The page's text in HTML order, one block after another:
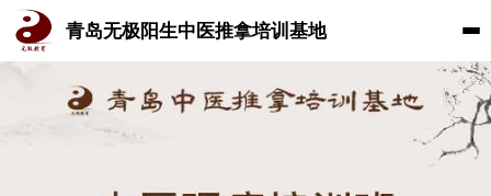
青岛无极阳生中医推拿培训基地